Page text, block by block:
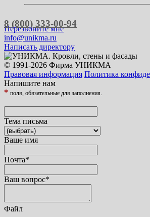
8 (800) 333-00-94
Перезвоните мне
info@unikma.ru
Написать директору
© 1991-2026 Фирма УНИКМА
Правовая информация Политика
Напишите нам
* поля, обязательные для заполнения.
Тема письма
Ваше имя
Почта*
Ваш вопрос*
Файл